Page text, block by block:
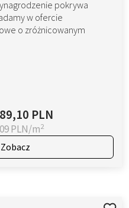
pokrywa
w ofercie
o zróżnicowanym
PLN
PLN/m2
Zobacz